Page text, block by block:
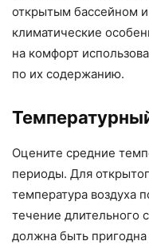
открытым бассейном
климатические
на комфорт
по их содержанию.
Оцените средние
периоды. Для
температура воздуха
течение длительного
должна быть